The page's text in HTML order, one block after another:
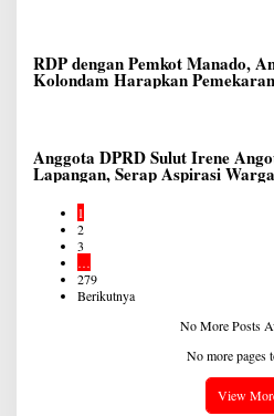
RDP dengan Pemkot Manado,
Kolondam Harapkan
Meningkatkan Pelayanan
Anggota DPRD Sulut Irene
Lapangan, Serap Aspirasi
1
2
3
…
279
Berikutnya
No More Posts
No more pages
View